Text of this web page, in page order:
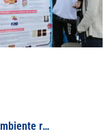
Canal de mídia regional publica reportagem sobre a 7ª Semana do Meio Ambiente realizada na UNIFAL-MG